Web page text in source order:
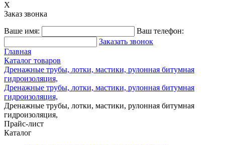
X
Заказ звонка
Ваше имя:
Ваш телефон:
Заказать звонок
Главная
Каталог товаров
Дренажные трубы, лотки, мастики, рулонная битумная
гидроизоляция,
Дренажные трубы, лотки, мастики, рулонная битумная
гидроизоляция,
Дренажные трубы, лотки, мастики, рулонная битумная
гидроизоляция,
Прайс-лист
Каталог